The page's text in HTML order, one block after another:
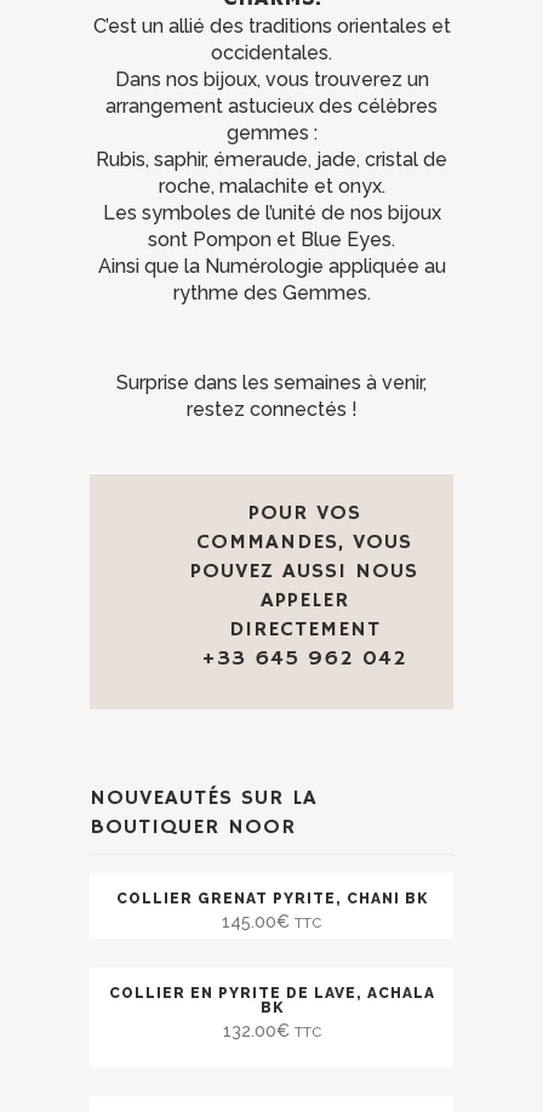
C’est un allié des traditions orientales et
occidentales.
Dans nos bijoux, vous trouverez un
arrangement astucieux des célèbres
gemmes :
Rubis, saphir, émeraude, jade, cristal de
roche, malachite et onyx.
Les symboles de l’unité de nos bijoux
sont Pompon et Blue Eyes.
Ainsi que la Numérologie appliquée au
rythme des Gemmes.
Surprise dans les semaines à venir,
restez connectés !
POUR VOS
COMMANDES, VOUS
POUVEZ AUSSI NOUS
APPELER
DIRECTEMENT
+33 645 962 042
NOUVEAUTÉS SUR LA
BOUTIQUER NOOR
COLLIER GRENAT PYRITE, CHANI BK
145.00€ TTC
COLLIER EN PYRITE DE LAVE, ACHALA
BK
132.00€ TTC